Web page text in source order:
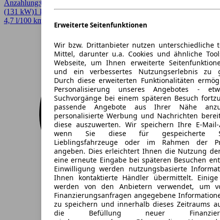
Erweiterte Seitenfunktionen
Wir bzw. Drittanbieter nutzen unterschiedliche
Mittel, darunter u.a. Cookies und ähnliche
Webseite, um Ihnen erweiterte
und ein verbessertes Nutzungserlebnis zu
Durch diese erweiterten Funktionalitäten
Personalisierung unseres Angebotes -
Suchvorgänge bei einem späteren Besuch
passende Angebote aus Ihrer Nähe
personalisierte Werbung und Nachrichten
diese auszuwerten. Wir speichern Ihre E-Mail-
wenn Sie diese für gespeicherte
Lieblingsfahrzeuge oder im Rahmen der
angeben. Dies erleichtert Ihnen die Nutzung
eine erneute Eingabe bei späteren Besuchen
Einwilligung werden nutzungsbasierte
Ihnen kontaktierte Händler übermittelt. Einige
werden von den Anbietern verwendet, um
Finanzierungsanfragen angegebene
zu speichern und innerhalb dieses Zeitraums
die Befüllung neuer
Anzahlung:0,00 €
(131 kW)1 km EZ 08/2026AutomatikLimousine4 Türen
4,7 l/100 km (komb.)* · 105 g/km CO2* · CO2-Klasse C